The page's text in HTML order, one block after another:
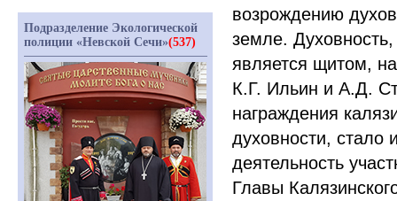
возрождению
земле.
является щитом,
К.Г. Ильин и А.Д.
награждения
духовности, стало
деятельность
Главы
Подразделение Экологической
полиции «Невской Сечи»(537)